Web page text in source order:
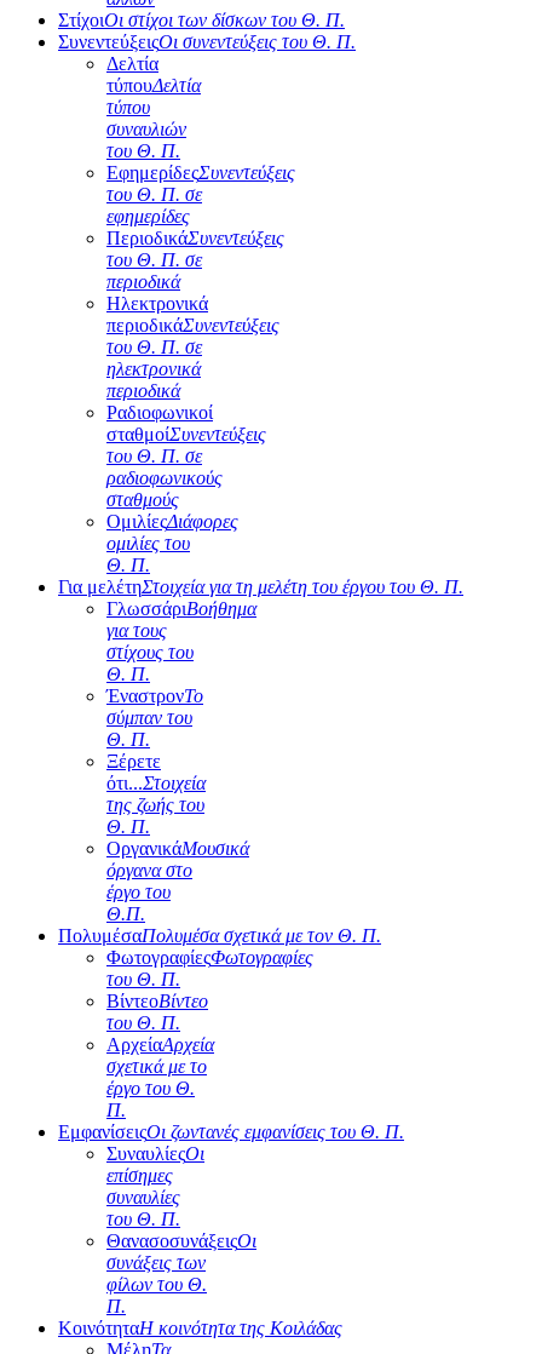
ΣτίχοιΟι στίχοι των δίσκων του Θ. Π.
ΣυνεντεύξειςΟι συνεντεύξεις του Θ. Π.
Δελτία
τύπουΔελτία
τύπου
συναυλιών
του Θ. Π.
ΕφημερίδεςΣυνεντεύξεις
του Θ. Π. σε
εφημερίδες
ΠεριοδικάΣυνεντεύξεις
του Θ. Π. σε
περιοδικά
Ηλεκτρονικά
περιοδικάΣυνεντεύξεις
του Θ. Π. σε
ηλεκτρονικά
περιοδικά
Ραδιοφωνικοί
σταθμοίΣυνεντεύξεις
του Θ. Π. σε
ραδιοφωνικούς
σταθμούς
ΟμιλίεςΔιάφορες
ομιλίες του
Θ. Π.
Για μελέτηΣτοιχεία για τη μελέτη του έργου του Θ. Π.
ΓλωσσάριΒοήθημα
για τους
στίχους του
Θ. Π.
ΈναστρονΤο
σύμπαν του
Θ. Π.
Ξέρετε
ότι...Στοιχεία
της ζωής του
Θ. Π.
ΟργανικάΜουσικά
όργανα στο
έργο του
Θ.Π.
ΠολυμέσαΠολυμέσα σχετικά με τον Θ. Π.
ΦωτογραφίεςΦωτογραφίες
του Θ. Π.
ΒίντεοΒίντεο
του Θ. Π.
ΑρχείαΑρχεία
σχετικά με το
έργο του Θ.
Π.
ΕμφανίσειςΟι ζωντανές εμφανίσεις του Θ. Π.
ΣυναυλίεςΟι
επίσημες
συναυλίες
του Θ. Π.
ΘανασοσυνάξειςΟι
συνάξεις των
φίλων του Θ.
Π.
ΚοινότηταΗ κοινότητα της Κοιλάδας